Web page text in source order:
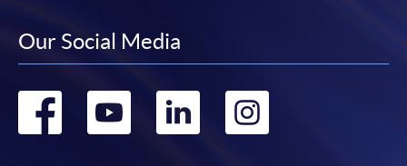
誤；（4）任何由付款的網關引起或與付款的網關相關的原
因，包括未獲授權進入、資料傳送的改動、任何非法行為等。
以上中文本純作參考之用，如內容與英文版本有任何歧義，一
切以英文版本為準。
Our Social Media
Go
Go
Go